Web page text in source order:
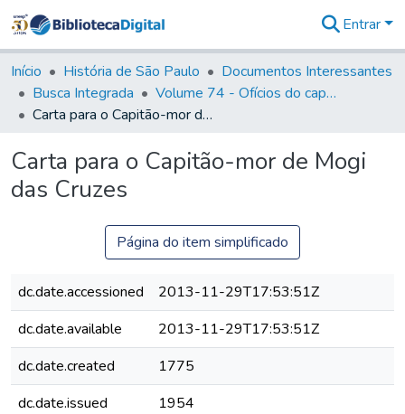
&
Coleções
Tudo na
Biblioteca
Estatísticas
Entrar
Início História de São Paulo
Documentos Interessantes
Busca Integrada
Volume 74 - Ofícios do capitão General Martim Lopes Lobo de Saldanha às Câmaras e Comandantes da Capitania (1775)
Carta para o Capitão-mor de Mogi das Cruzes
Carta para o Capitão-mor de Mogi
das Cruzes
Página do item simplificado
dc.date.accessioned
2013-11-29T17:53:51Z
dc.date.available
2013-11-29T17:53:51Z
dc.date.created
1775
dc.date.issued
1954